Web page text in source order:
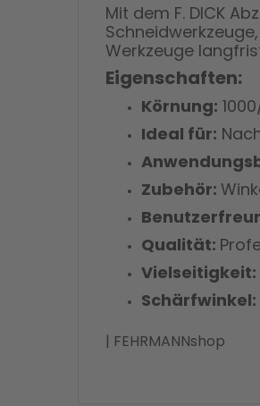
Mit dem F. DICK
Werkzeuge
Eigenschaften:
Körnung:
Ideal für:
Zubehör:
Qualität:
Vielseitigkeit:
Schärfwinkel:
| FEHRMANNshop